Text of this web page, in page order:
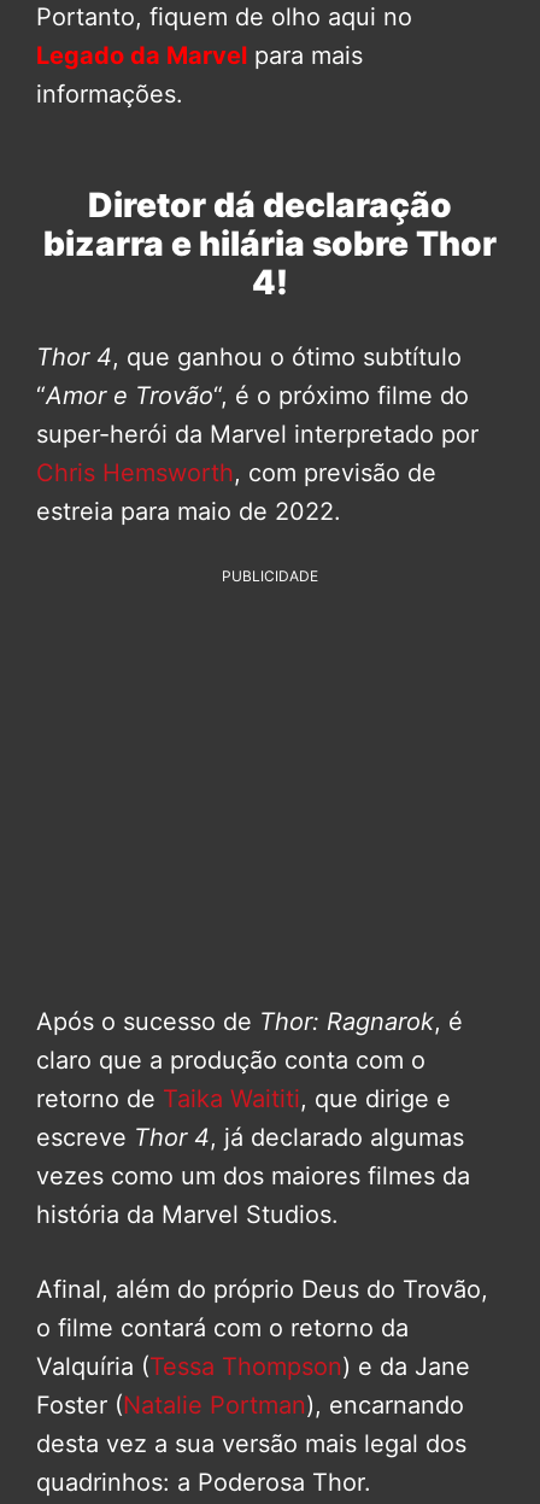
Portanto, fiquem de olho aqui no
Legado da Marvel para mais
informações.
Diretor dá declaração
bizarra e hilária sobre Thor
4!
Thor 4, que ganhou o ótimo subtítulo
“Amor e Trovão“, é o próximo filme do
super-herói da Marvel interpretado por
Chris Hemsworth, com previsão de
estreia para maio de 2022.
PUBLICIDADE
Após o sucesso de Thor: Ragnarok, é
claro que a produção conta com o
retorno de Taika Waititi, que dirige e
escreve Thor 4, já declarado algumas
vezes como um dos maiores filmes da
história da Marvel Studios.
Afinal, além do próprio Deus do Trovão,
o filme contará com o retorno da
Valquíria (Tessa Thompson) e da Jane
Foster (Natalie Portman), encarnando
desta vez a sua versão mais legal dos
quadrinhos: a Poderosa Thor.